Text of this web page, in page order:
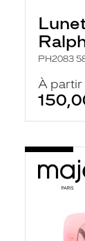
PH2083
À partir